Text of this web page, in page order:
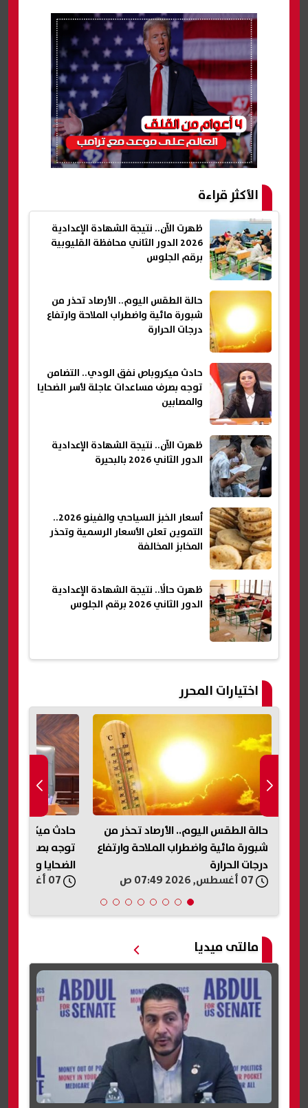
الأكثر قراءة
ظهرت الآن.. نتيجة الشهادة الإعدادية
2026 الدور الثاني محافظة القليوبية
برقم الجلوس
حالة الطقس اليوم.. الأرصاد تحذر من
شبورة مائية واضطراب الملاحة وارتفاع
درجات الحرارة
حادث ميكروباص نفق الودي.. التضامن
توجه بصرف مساعدات عاجلة لأسر الضحايا
والمصابين
ظهرت الآن.. نتيجة الشهادة الإعدادية
الدور الثاني 2026 بالبحيرة
أسعار الخبز السياحي والفينو 2026..
التموين تعلن الأسعار الرسمية وتحذر
المخابز المخالفة
ظهرت حالًا.. نتيجة الشهادة الإعدادية
الدور الثاني 2026 برقم الجلوس
اختيارات المحرر
حالة الطقس اليوم.. الأرصاد تحذر من
شبورة مائية واضطراب الملاحة وارتفاع
درجات الحرارة
حادث ميكروباص
توجه بصرف
الضحايا
مالتى ميديا